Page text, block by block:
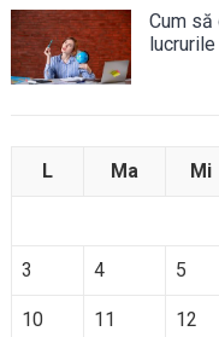
Cum
L Ma Mi
3 4 5
10 11 12